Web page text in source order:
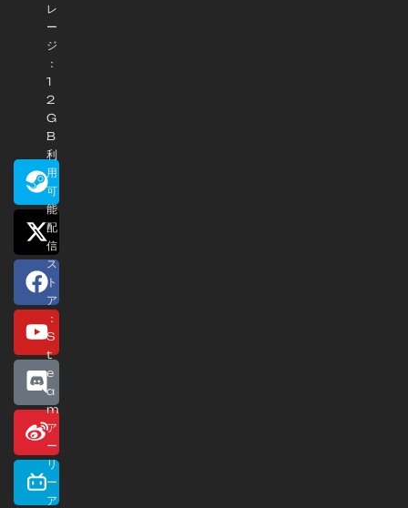
レ
ー
ジ
：
1
2
G
B
利
用
可
能
配
信
ス
ト
ア
：
S
t
e
a
m
ア
ー
リ
ー
ア